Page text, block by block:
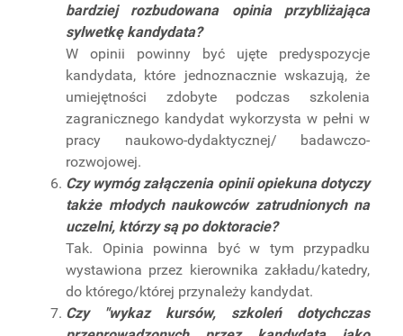
bardziej rozbudowana opinia przybliżająca
sylwetkę kandydata?
W opinii powinny być ujęte predyspozycje
kandydata, które jednoznacznie wskazują, że
umiejętności zdobyte podczas szkolenia
zagranicznego kandydat wykorzysta w pełni w
pracy naukowo-dydaktycznej/ badawczo-
rozwojowej.
Czy wymóg załączenia opinii opiekuna dotyczy
także młodych naukowców zatrudnionych na
uczelni, którzy są po doktoracie?
Tak. Opinia powinna być w tym przypadku
wystawiona przez kierownika zakładu/katedry,
do którego/której przynależy kandydat.
Czy "wykaz kursów, szkoleń dotychczas